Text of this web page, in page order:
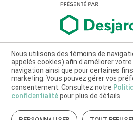
Nous utilisons des témoins de
appelés cookies) afin d’améliorer
navigation ainsi que pour certaines
marketing. Vous pouvez gérer vos
consentement. Consultez notre
confidentialitépour plus de détails.